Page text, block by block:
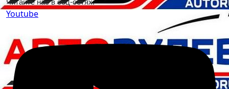
Читайте нас в соц-сетях:
Youtube